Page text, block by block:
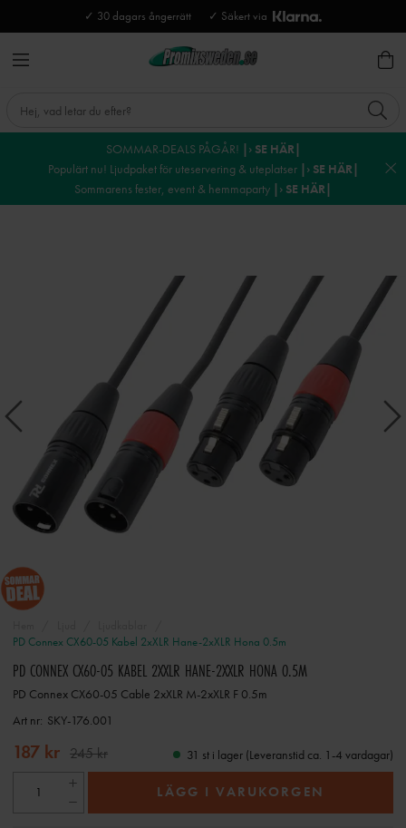
✓ 30 dagars ångerrätt ✓ Säkert via
SOMMAR-DEALS PÅGÅR! |› SE HÄR|
Populärt nu! Ljudpaket för uteservering & uteplatser |› SE HÄR|
Sommarens fester, event & hemmaparty |› SE HÄR|
PD Connex CX60-05 Kabel 2xXLR Hane-2xXLR Hona 0.5m
PD CONNEX CX60-05 KABEL 2XXLR HANE-2XXLR HONA 0.5M
PD Connex CX60-05 Cable 2xXLR M-2xXLR F 0.5m
Art nr: SKY-176.001
187 kr 245 kr 31 st i lager (Leveranstid ca. 1-4 vardagar)
LÄGG I VARUKORGEN